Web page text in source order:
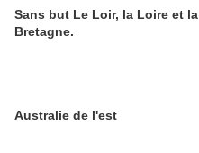
Sans but Le Loir, la Loire et la
Bretagne.
Australie de l'est